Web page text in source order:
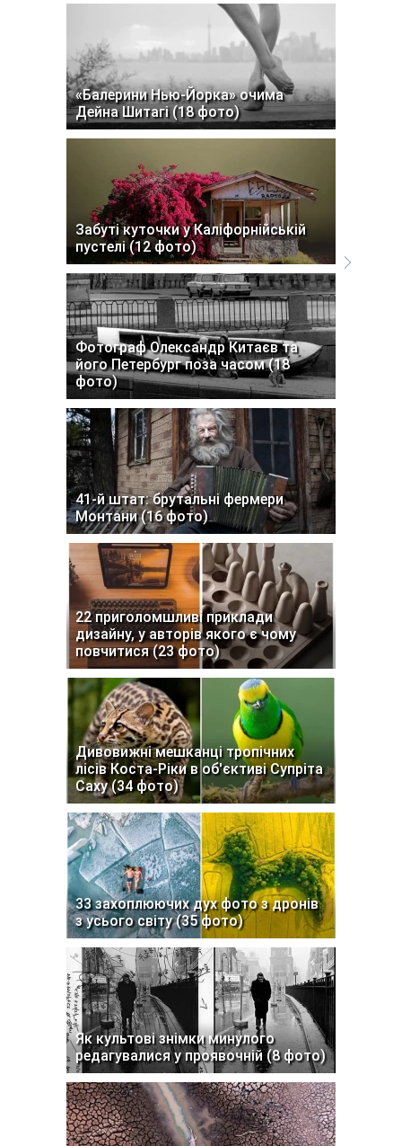
«Балерини Нью-Йорка» очима
Дейна Шитагі (18 фото)
Забуті куточки у Каліфорнійській
пустелі (12 фото)
Фотограф Олександр Китаєв та
його Петербург поза часом (18
фото)
41-й штат: брутальні фермери
Монтани (16 фото)
22 приголомшливі приклади
дизайну, у авторів якого є чому
повчитися (23 фото)
Дивовижні мешканці тропічних
лісів Коста-Ріки в об'єктиві Супріта
Саху (34 фото)
33 захоплюючих дух фото з дронів
з усього світу (35 фото)
Як культові знімки минулого
редагувалися у проявочній (8 фото)